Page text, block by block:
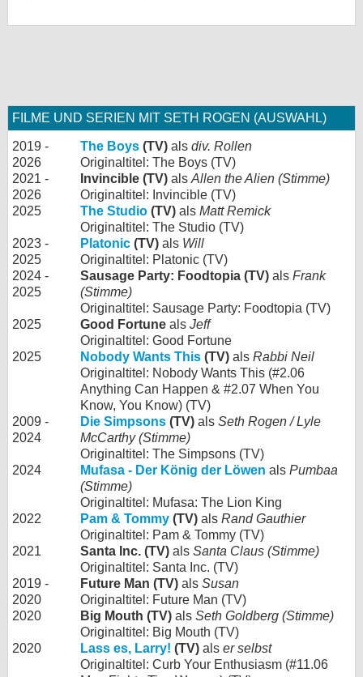
FILME UND SERIEN MIT SETH ROGEN (AUSWAHL)
2019 -
2026
The Boys (TV) als div. Rollen
Originaltitel: The Boys (TV)
2021 -
2026
Invincible (TV) als Allen the Alien (Stimme)
Originaltitel: Invincible (TV)
2025
The Studio (TV) als Matt Remick
Originaltitel: The Studio (TV)
2023 -
2025
Platonic (TV) als Will
Originaltitel: Platonic (TV)
2024 -
2025
Sausage Party: Foodtopia (TV) als Frank
(Stimme)
Originaltitel: Sausage Party: Foodtopia (TV)
2025
Good Fortune als Jeff
Originaltitel: Good Fortune
2025
Nobody Wants This (TV) als Rabbi Neil
Originaltitel: Nobody Wants This (#2.06
Anything Can Happen & #2.07 When You
Know, You Know) (TV)
2009 -
2024
Die Simpsons (TV) als Seth Rogen / Lyle
McCarthy (Stimme)
Originaltitel: The Simpsons (TV)
2024
Mufasa - Der König der Löwen als Pumbaa
(Stimme)
Originaltitel: Mufasa: The Lion King
2022
Pam & Tommy (TV) als Rand Gauthier
Originaltitel: Pam & Tommy (TV)
2021
Santa Inc. (TV) als Santa Claus (Stimme)
Originaltitel: Santa Inc. (TV)
2019 -
2020
Future Man (TV) als Susan
Originaltitel: Future Man (TV)
2020
Big Mouth (TV) als Seth Goldberg (Stimme)
Originaltitel: Big Mouth (TV)
2020
Lass es, Larry! (TV) als er selbst
Originaltitel: Curb Your Enthusiasm (#11.06